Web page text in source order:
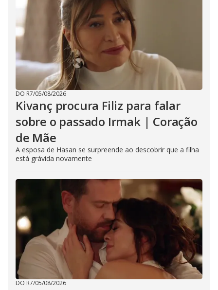
DO R7/05/08/2026
Kivanç procura Filiz para falar
sobre o passado Irmak | Coração
de Mãe
A esposa de Hasan se surpreende ao descobrir que a filha
está grávida novamente
DO R7/05/08/2026